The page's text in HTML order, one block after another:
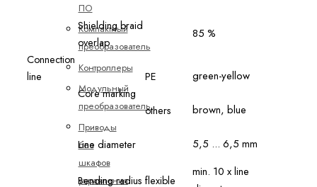
ПО
Компактный
преобразователь
Контроллеры
Модульный
преобразователь
Приводы
без
шкафов
управления
Connection
line
Shielding braid
overlap
85 %
Core marking
PE green-yellow
others brown, blue
Line diameter 5,5 ... 6,5 mm
Bending radius flexible
min. 10 x line